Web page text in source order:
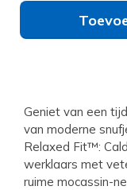
Geniet van een
van moderne
Relaxed Fit™:
werklaars met
ruime mocassin-